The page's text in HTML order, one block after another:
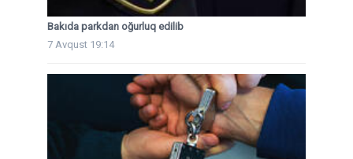
Bakıda parkdan oğurluq edilib
7 Avqust 19:14